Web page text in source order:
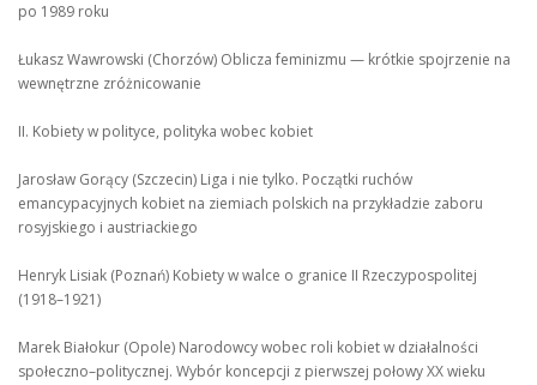
po 1989 roku
Łukasz Wawrowski (Chorzów) Oblicza feminizmu — krótkie spojrzenie na
wewnętrzne zróżnicowanie
II. Kobiety w polityce, polityka wobec kobiet
Jarosław Gorący (Szczecin) Liga i nie tylko. Początki ruchów
emancypacyjnych kobiet na ziemiach polskich na przykładzie zaboru
rosyjskiego i austriackiego
Henryk Lisiak (Poznań) Kobiety w walce o granice II Rzeczypospolitej
(1918–1921)
Marek Białokur (Opole) Narodowcy wobec roli kobiet w działalności
społeczno–politycznej. Wybór koncepcji z pierwszej połowy XX wieku